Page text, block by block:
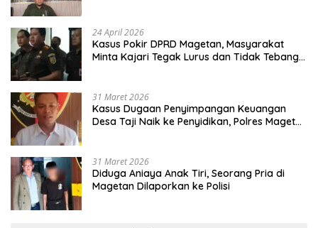
24 April 2026
Kasus Pokir DPRD Magetan, Masyarakat
Minta Kajari Tegak Lurus dan Tidak Tebang
31 Maret 2026
Kasus Dugaan Penyimpangan Keuangan
Desa Taji Naik ke Penyidikan, Polres Magetan
31 Maret 2026
Diduga Aniaya Anak Tiri, Seorang Pria di
Magetan Dilaporkan ke Polisi